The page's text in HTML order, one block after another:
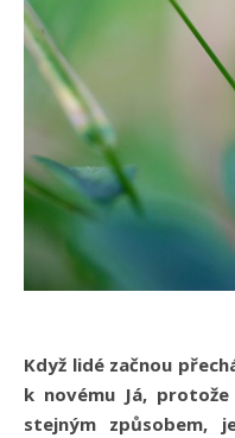
Když lidé začnou
k novému Já,
stejným způsobem,